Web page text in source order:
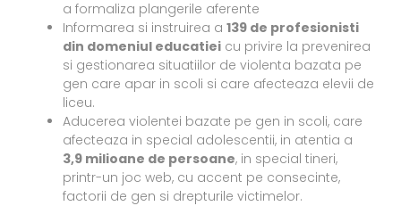
a formaliza plangerile aferente
Informarea si instruirea a 139 de profesionisti
din domeniul educatiei cu privire la prevenirea
si gestionarea situatiilor de violenta bazata pe
gen care apar in scoli si care afecteaza elevii de
liceu.
Aducerea violentei bazate pe gen in scoli, care
afecteaza in special adolescentii, in atentia a
3,9 milioane de persoane, in special tineri,
printr-un joc web, cu accent pe consecinte,
factorii de gen si drepturile victimelor.